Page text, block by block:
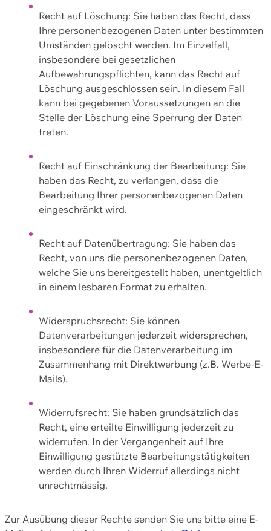
Recht auf Löschung: Sie haben das Recht, dass
Ihre personenbezogenen Daten unter bestimmten
Umständen gelöscht werden. Im Einzelfall,
insbesondere bei gesetzlichen
Aufbewahrungspflichten, kann das Recht auf
Löschung ausgeschlossen sein. In diesem Fall
kann bei gegebenen Voraussetzungen an die
Stelle der Löschung eine Sperrung der Daten
treten.
Recht auf Einschränkung der Bearbeitung: Sie
haben das Recht, zu verlangen, dass die
Bearbeitung Ihrer personenbezogenen Daten
eingeschränkt wird.
Recht auf Datenübertragung: Sie haben das
Recht, von uns die personenbezogenen Daten,
welche Sie uns bereitgestellt haben, unentgeltlich
in einem lesbaren Format zu erhalten.
Widerspruchsrecht: Sie können
Datenverarbeitungen jederzeit widersprechen,
insbesondere für die Datenverarbeitung im
Zusammenhang mit Direktwerbung (z.B. Werbe-E-
Mails).
Widerrufsrecht: Sie haben grundsätzlich das
Recht, eine erteilte Einwilligung jederzeit zu
widerrufen. In der Vergangenheit auf Ihre
Einwilligung gestützte Bearbeitungstätigkeiten
werden durch Ihren Widerruf allerdings nicht
unrechtmässig.
Zur Ausübung dieser Rechte senden Sie uns bitte eine E-